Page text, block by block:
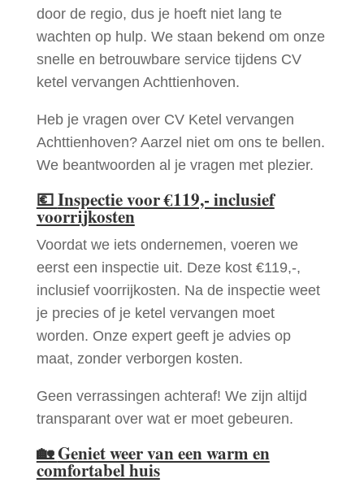
door de regio, dus je hoeft niet lang te
wachten op hulp. We staan bekend om onze
snelle en betrouwbare service tijdens CV
ketel vervangen Achttienhoven.
Heb je vragen over CV Ketel vervangen
Achttienhoven? Aarzel niet om ons te bellen.
We beantwoorden al je vragen met plezier.
💶Inspectie voor €119,- inclusief
voorrijkosten
Voordat we iets ondernemen, voeren we
eerst een inspectie uit. Deze kost €119,-,
inclusief voorrijkosten. Na de inspectie weet
je precies of je ketel vervangen moet
worden. Onze expert geeft je advies op
maat, zonder verborgen kosten.
Geen verrassingen achteraf! We zijn altijd
transparant over wat er moet gebeuren.
🏡Geniet weer van een warm en
comfortabel huis